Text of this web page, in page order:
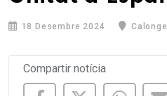
18 Desembre 2024
Compartir notícia